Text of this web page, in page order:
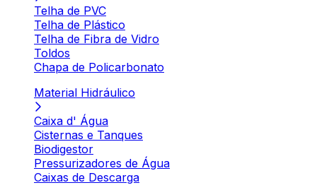
Telha de PVC
Telha de Plástico
Telha de Fibra de Vidro
Toldos
Chapa de Policarbonato
Material Hidráulico
Caixa d' Água
Cisternas e Tanques
Biodigestor
Pressurizadores de Água
Caixas de Descarga